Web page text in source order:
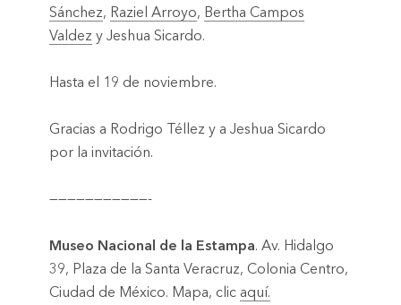
Sánchez, Raziel Arroyo, Bertha Campos
Valdezy Jeshua Sicardo.
Hasta el 19 de noviembre.
Gracias a Rodrigo Téllez y a Jeshua Sicardo
por la invitación.
———————————-
Museo Nacional de la Estampa. Av. Hidalgo
39, Plaza de la Santa Veracruz, Colonia Centro,
Ciudad de México. Mapa, clic aquí.